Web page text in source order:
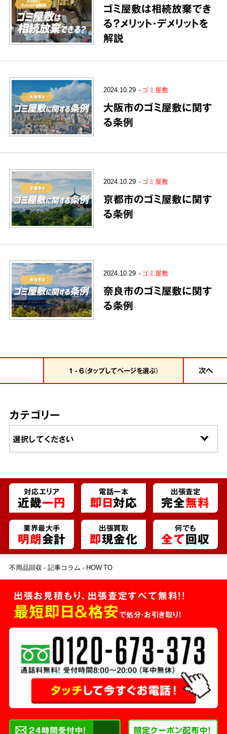
ゴミ屋敷は相続放棄でき
る？メリット・デメリットを
解説
2024.10.29 ゴミ屋敷
大阪市のゴミ屋敷に関す
る条例
2024.10.29 ゴミ屋敷
京都市のゴミ屋敷に関す
る条例
2024.10.29 ゴミ屋敷
奈良市のゴミ屋敷に関す
る条例
1 - 6（タップしてページを選ぶ） 次へ
カテゴリー
対応エリア
近畿一円
電話一本
即日対応
出張査定
完全無料
業界最大手
明朗会計
出張買取
即現金化
何でも
全て回収
不用品回収 記事コラム HOW TO
出張お見積もり、出張査定すべて無料!!
最短即日＆格安で処分・お引き取り！